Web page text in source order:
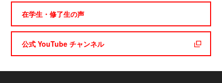
在学生・修了生の声
公式 YouTube チャンネル